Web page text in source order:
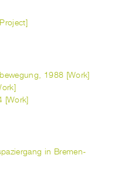
1988 [Work]
[Work]
in Bremen-